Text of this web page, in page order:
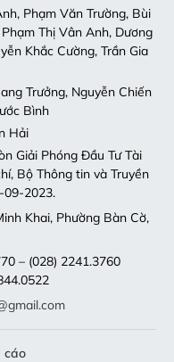
Phạm Văn Trường, Bùi
Thị Vân Anh, Dương
Khắc Cường, Trần Gia
Trưởng, Nguyễn Chiến
Bình
Hải
Giải Phóng Đầu Tư Tài
Bộ Thông tin và Truyền
09-2023.
Khai, Phường Bàn Cờ,
– (028) 2241.3760
cáo